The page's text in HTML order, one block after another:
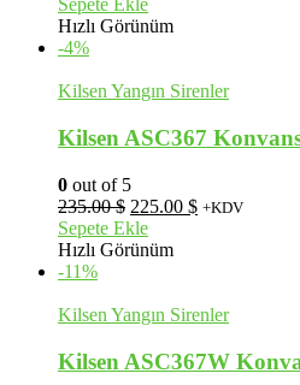
160.00 $.
Sepete Ekle
Hızlı Görünüm
-4%
Kilsen Yangın Sirenler
Kilsen ASC367
0 out of 5
235.00$ Orijinal
fiyat:
235.00 $.
225.00 $Şu
+KDV
Sepete Ekle
Hızlı Görünüm
-11%
Kilsen Yangın Sirenler
Kilsen ASC367W